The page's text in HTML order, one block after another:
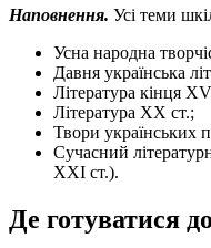
Наповнення. Усі теми
Усна народна
Давня українська
Література кінця
Література XX ст.;
Твори українських
Сучасний
XXI ст.).
Де готуватися